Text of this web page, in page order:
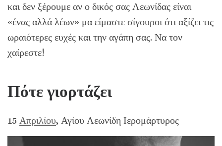
και δεν ξέρουμε αν ο δικός σας Λεωνίδας είναι
«ένας αλλά λέων» μα είμαστε σίγουροι ότι αξίζει τις
ωραιότερες ευχές και την αγάπη σας. Να τον
χαίρεστε!
Πότε γιορτάζει
15 Απριλίου, Αγίου Λεωνίδη Ιερομάρτυρος